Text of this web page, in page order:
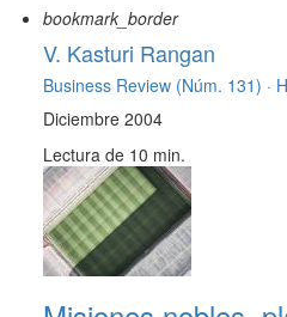
bookmark_border
V. Kasturi Rangan
Business Review (Núm. 131) ·
Diciembre 2004
Lectura de 10 min.